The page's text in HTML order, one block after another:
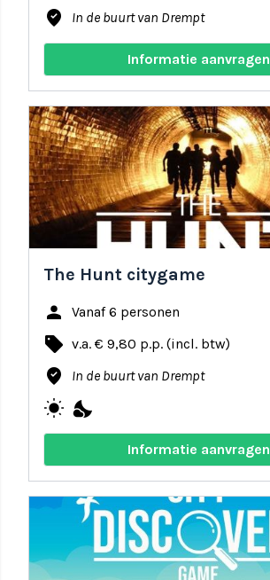
where_to_vote In de buurt van Drempt
Informatie aanvragen
The Hunt citygame
person Vanaf 6 personen
local_offer v.a. € 9,80 p.p. (incl. btw)
where_to_vote In de buurt van Drempt
wb_sunny nights_stay
Informatie aanvragen